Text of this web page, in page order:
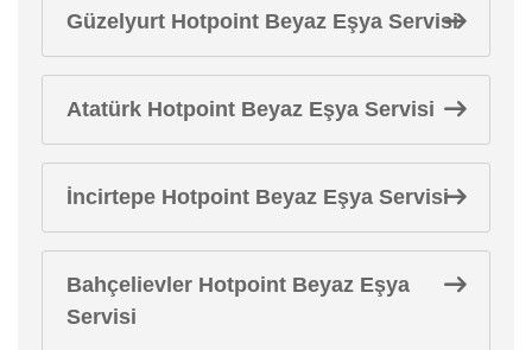
Güzelyurt Hotpoint Beyaz Eşya Servisi
Atatürk Hotpoint Beyaz Eşya Servisi
İncirtepe Hotpoint Beyaz Eşya Servisi
Bahçelievler Hotpoint Beyaz Eşya
Servisi